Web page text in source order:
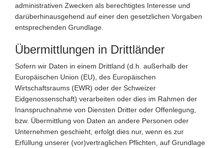
administrativen Zwecken als berechtigtes Interesse und
darüberhinausgehend auf einer den gesetzlichen Vorgaben
entsprechenden Grundlage.
Übermittlungen in Drittländer
Sofern wir Daten in einem Drittland (d.h. außerhalb der
Europäischen Union (EU), des Europäischen
Wirtschaftsraums (EWR) oder der Schweizer
Eidgenossenschaft) verarbeiten oder dies im Rahmen der
Inanspruchnahme von Diensten Dritter oder Offenlegung,
bzw. Übermittlung von Daten an andere Personen oder
Unternehmen geschieht, erfolgt dies nur, wenn es zur
Erfüllung unserer (vor)vertraglichen Pflichten, auf Grundlage